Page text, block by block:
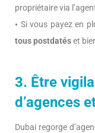
propriétaire via
• Si vous payez en
tous postdatéset
3. Être
d’agences
Dubai regorge